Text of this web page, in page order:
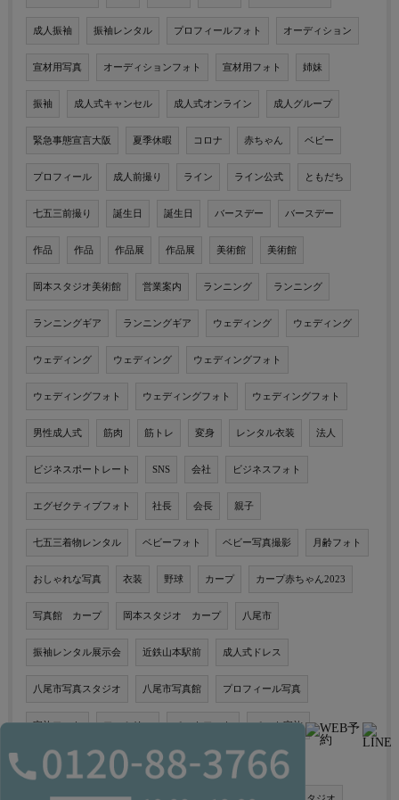
成人振袖 振袖レンタル プロフィールフォト オーディション
宣材用写真 オーディションフォト 宣材用フォト 姉妹
振袖 成人式キャンセル 成人式オンライン 成人グループ
緊急事態宣言大阪 夏季休暇 コロナ 赤ちゃん ベビー
プロフィール 成人前撮り ライン ライン公式 ともだち
七五三前撮り 誕生日 誕生日 バースデー バースデー
作品 作品 作品展 作品展 美術館 美術館
岡本スタジオ美術館 営業案内 ランニング ランニング
ランニングギア ランニングギア ウェディング ウェディング
ウェディング ウェディング ウェディングフォト
ウェディングフォト ウェディングフォト ウェディングフォト
男性成人式 筋肉 筋トレ 変身 レンタル衣装 法人
ビジネスポートレート SNS 会社 ビジネスフォト
エグゼクティブフォト 社長 会長 親子
七五三着物レンタル ベビーフォト ベビー写真撮影 月齢フォト
おしゃれな写真 衣装 野球 カープ カープ赤ちゃん2023
写真館 カープ 岡本スタジオ カープ 八尾市
振袖レンタル展示会 近鉄山本駅前 成人式ドレス
八尾市写真スタジオ 八尾市写真館 プロフィール写真
家族フォト ファミリー ペットフォト ペット家族
着物ドレス スマッシュケーキ 1才誕生 2才誕生